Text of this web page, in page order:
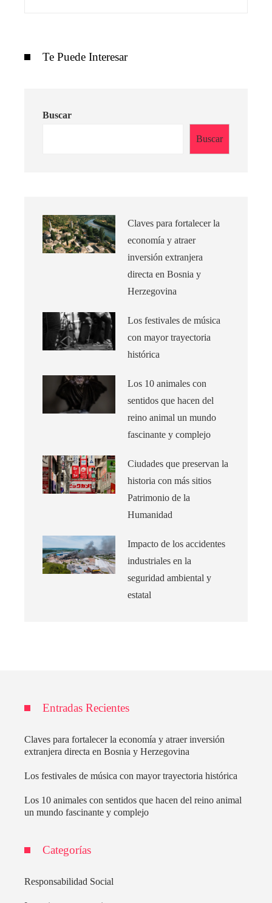
Te Puede Interesar
Buscar
Buscar
Claves para fortalecer la
economía y atraer
inversión extranjera
directa en Bosnia y
Herzegovina
Los festivales de música
con mayor trayectoria
histórica
Los 10 animales con
sentidos que hacen del
reino animal un mundo
fascinante y complejo
Ciudades que preservan la
historia con más sitios
Patrimonio de la
Humanidad
Impacto de los accidentes
industriales en la
seguridad ambiental y
estatal
Entradas Recientes
Claves para fortalecer la economía y atraer inversión
extranjera directa en Bosnia y Herzegovina
Los festivales de música con mayor trayectoria histórica
Los 10 animales con sentidos que hacen del reino animal
un mundo fascinante y complejo
Categorías
Responsabilidad Social